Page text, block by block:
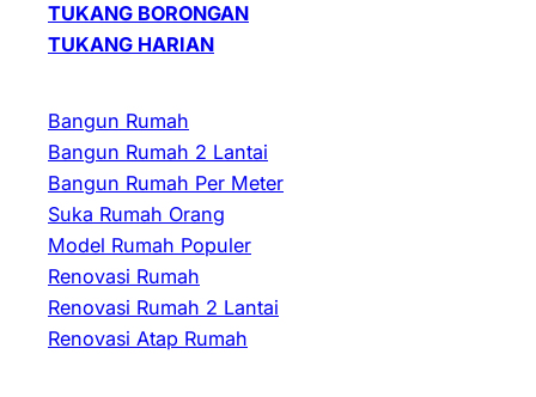
TUKANG BORONGAN
TUKANG HARIAN
Bangun Rumah
Bangun Rumah 2 Lantai
Bangun Rumah Per Meter
Suka Rumah Orang
Model Rumah Populer
Renovasi Rumah
Renovasi Rumah 2 Lantai
Renovasi Atap Rumah